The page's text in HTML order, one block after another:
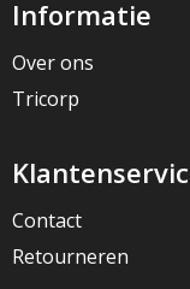
Informatie
Over ons
Tricorp
Contact
Retourneren